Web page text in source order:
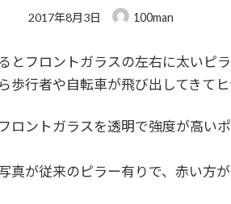
最
新
日
2017年8月3日 100man
とフロントガラスの左右に太いピ
歩行者や自転車が飛び出してきて
ロントガラスを透明で強度が高い
真が従来のピラー有りで、赤い方